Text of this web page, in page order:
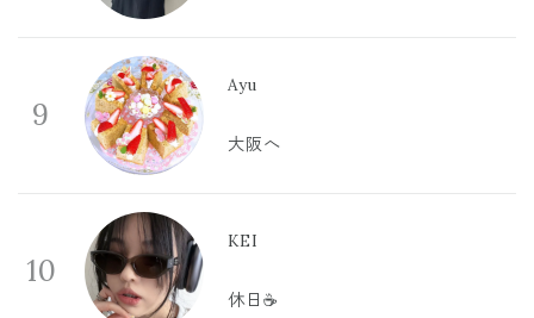
9
Ayu
大阪へ
10
KEI
休日☕️